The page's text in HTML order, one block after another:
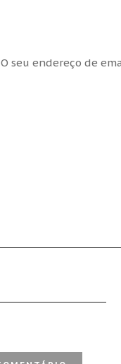
O seu endereço de